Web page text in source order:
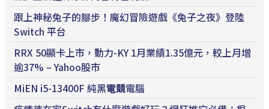
跟上神秘兔子的腳步！魔幻冒險遊戲《兔子之夜》登陸
Switch 平台
RRX 50顯卡上市，動力-KY 1月業績1.35億元，較上月增
逾37% – Yahoo股市
MiEN i5-13400F 純黑電競電腦